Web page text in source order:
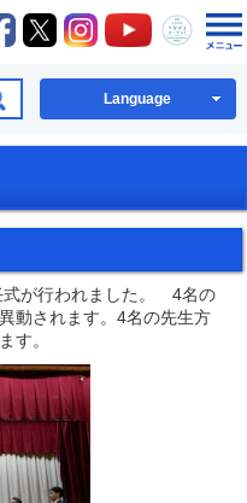
ージ
代町LINE
八千代町Facebook
八千代町X八千代町Instagram
八千代町
八千
Language
が行われました。 4名の
動されます。4名の先生方
す。